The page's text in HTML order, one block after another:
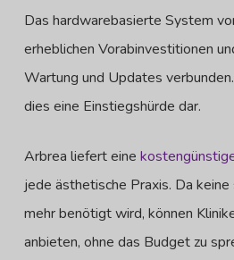
Das hardwarebasierte System
erheblichen Vorabinvestitionen
Wartung und Updates
dies eine Einstiegshürde dar.
Arbrea liefert eine
jede ästhetische Praxis. Da
mehr benötigt wird, können
anbieten, ohne das Budget zu